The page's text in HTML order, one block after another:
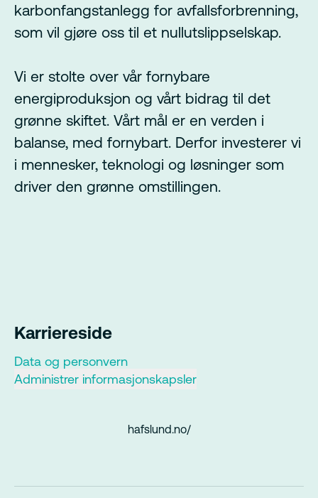
karbonfangstanlegg for avfallsforbrenning,
som vil gjøre oss til et nullutslippselskap.
Vi er stolte over vår fornybare
energiproduksjon og vårt bidrag til det
grønne skiftet. Vårt mål er en verden i
balanse, med fornybart. Derfor investerer vi
i mennesker, teknologi og løsninger som
driver den grønne omstillingen.
Karriereside
Data og personvern
Administrer informasjonskapsler
hafslund.no/